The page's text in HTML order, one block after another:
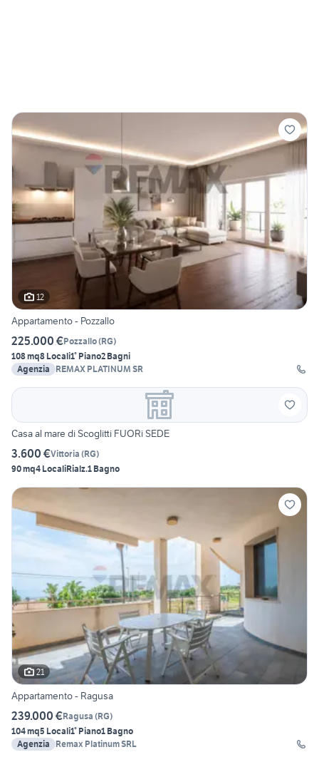
12
Appartamento - Pozzallo
225.000 €Pozzallo(RG)
108 mq8 Locali1° Piano2 Bagni
Agenzia
REMAX PLATINUM SR
Casa al mare di Scoglitti FUORi SEDE
3.600 €Vittoria (RG)
90 mq4 LocaliRialz.1 Bagno
21
Appartamento - Ragusa
239.000 €Ragusa (RG)
104 mq5 Locali1° Piano1 Bagno
Agenzia
Remax Platinum SRL